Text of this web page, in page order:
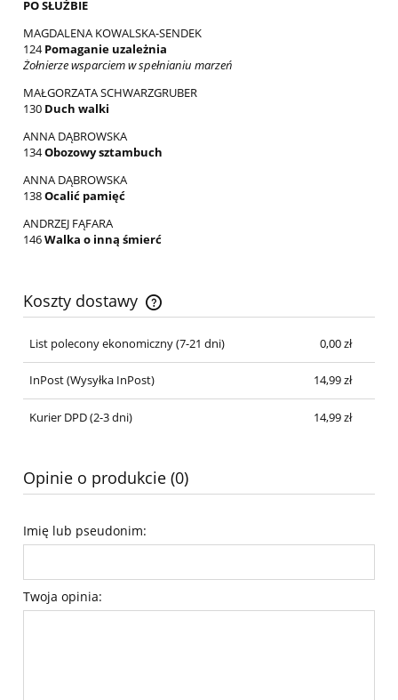
PO SŁUŻBIE
MAGDALENA KOWALSKA-SENDEK
124Pomaganie uzależnia
Żołnierze wsparciem w spełnianiu marzeń
MAŁGORZATA SCHWARZGRUBER
130 Duch walki
ANNA DĄBROWSKA
134Obozowy sztambuch
ANNA DĄBROWSKA
138Ocalić pamięć
ANDRZEJ FĄFARA
146Walka o inną śmierć
Koszty dostawy
Cena nie zawiera ewentualnych kosztów płatności
List polecony ekonomiczny (7-21 dni)
0,00 zł
InPost(Wysyłka InPost) 14,99 zł
Kurier DPD (2-3 dni) 14,99 zł
Opinie o produkcie (0)
Imię lub pseudonim:
Twoja opinia: